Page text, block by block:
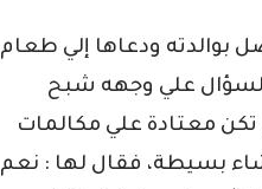
بوالدته ودعاها إلي طعام
علي وجهه شبح
تكن معتادة علي مكالمات
بسيطة، فقال لها : نعم